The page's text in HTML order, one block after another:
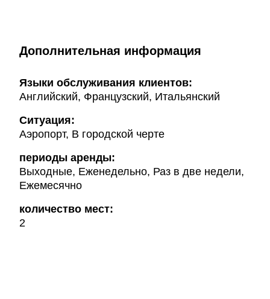
Дополнительная информация
Языки обслуживания клиентов:
Английский, Французский, Итальянский
Ситуация:
Аэропорт, В городской черте
периоды аренды:
Выходные, Еженедельно, Раз в две недели,
Ежемесячно
количество мест:
2